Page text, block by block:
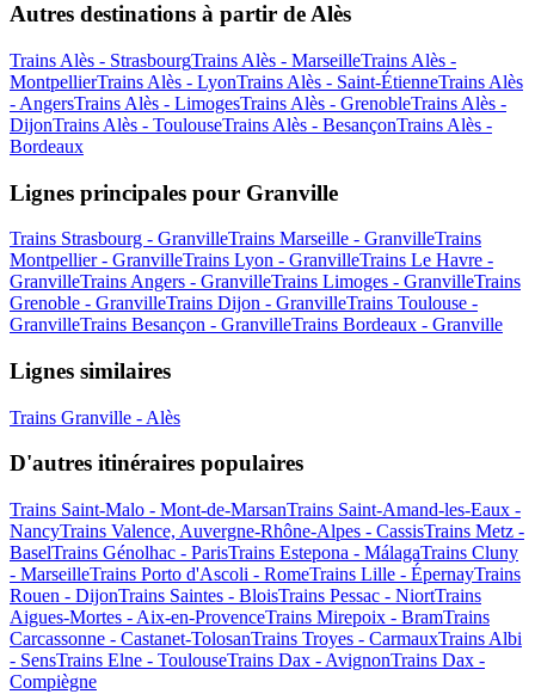
Autres destinations à partir de Alès
Trains Alès - StrasbourgTrains Alès - MarseilleTrains Alès -
MontpellierTrains Alès - LyonTrains Alès - Saint-ÉtienneTrains Alès
- AngersTrains Alès - LimogesTrains Alès - GrenobleTrains Alès -
DijonTrains Alès - ToulouseTrains Alès - BesançonTrains Alès -
Bordeaux
Lignes principales pour Granville
Trains Strasbourg - GranvilleTrains Marseille - GranvilleTrains
Montpellier - GranvilleTrains Lyon - GranvilleTrains Le Havre -
GranvilleTrains Angers - GranvilleTrains Limoges - GranvilleTrains
Grenoble - GranvilleTrains Dijon - GranvilleTrains Toulouse -
GranvilleTrains Besançon - GranvilleTrains Bordeaux - Granville
Lignes similaires
Trains Granville - Alès
D'autres itinéraires populaires
Trains Saint-Malo - Mont-de-MarsanTrains Saint-Amand-les-Eaux -
NancyTrains Valence, Auvergne-Rhône-Alpes - CassisTrains Metz -
BaselTrains Génolhac - ParisTrains Estepona - MálagaTrains Cluny
- MarseilleTrains Porto d'Ascoli - RomeTrains Lille - ÉpernayTrains
Rouen - DijonTrains Saintes - BloisTrains Pessac - NiortTrains
Aigues-Mortes - Aix-en-ProvenceTrains Mirepoix - BramTrains
Carcassonne - Castanet-TolosanTrains Troyes - CarmauxTrains Albi
- SensTrains Elne - ToulouseTrains Dax - AvignonTrains Dax -
Compiègne